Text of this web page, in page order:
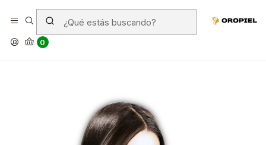
0
Las cremas alisadoras dañan el
cabello